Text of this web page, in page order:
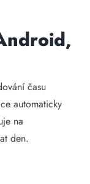
času
automaticky
na
den.